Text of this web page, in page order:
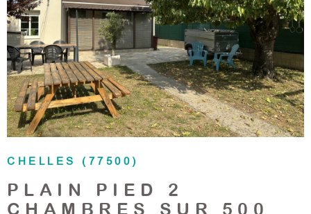
CHELLES (77500)
PLAIN PIED 2
CHAMBRES SUR 500
VOIR LE BIEN